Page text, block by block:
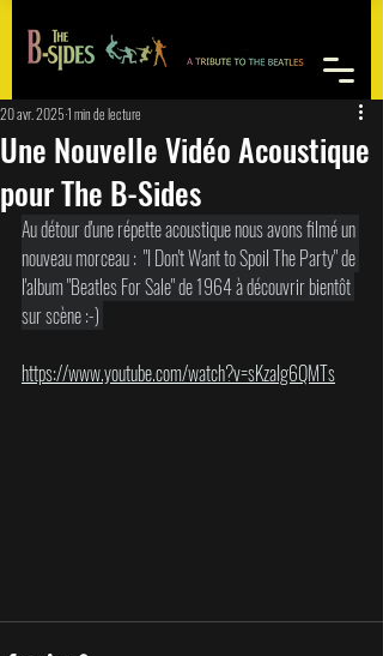
Une Nouvelle Vidéo Acoustique
pour The B-Sides
20 avr. 20251 min de lecture
Au détour d'une répette acoustique nous avons filmé un
nouveau morceau :  "I Don't Want to Spoil The Party" de
l'album "Beatles For Sale" de 1964 à découvrir bientôt
sur scène :-)
https://www.youtube.com/watch?v=sKzaIg6QMTs